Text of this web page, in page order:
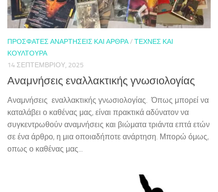
ΠΡΌΣΦΑΤΕΣ ΑΝΑΡΤΉΣΕΙΣ ΚΑΙ ΆΡΘΡΑ/ ΤΈΧΝΕΣ ΚΑΙ
ΚΟΥΛΤΟΎΡΑ
14 ΣΕΠΤΕΜΒΡΊΟΥ, 2025
Αναμνήσεις εναλλακτικής γνωσιολογίας
Αναμνήσεις εναλλακτικής γνωσιολογίας. Όπως μπορεί να
καταλάβει ο καθένας μας, είναι πρακτικά αδύνατον να
συγκεντρωθούν αναμνήσεις και βιώματα τριάντα επτά ετών
σε ένα άρθρο, η μια οποιαδήποτε ανάρτηση. Μπορώ όμως,
οπως ο καθένας μας...